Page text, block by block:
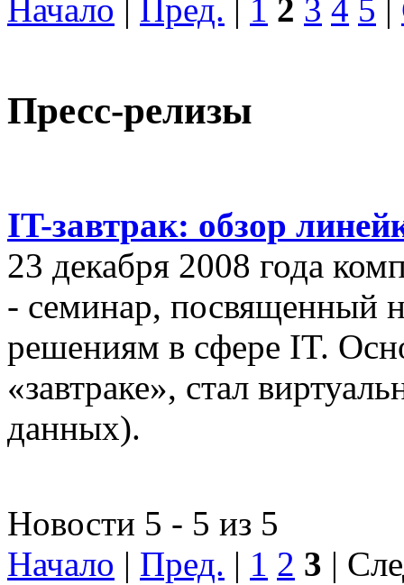
Начало Пред. 1 2 3 4 5
Пресс-релизы
IT-завтрак: обзор
23 декабря 2008 года
- семинар, посвященный
решениям в сфере IT.
«завтраке», стал
данных).
Новости 5 - 5 из 5
Начало | Пред. | 1 2 3 |